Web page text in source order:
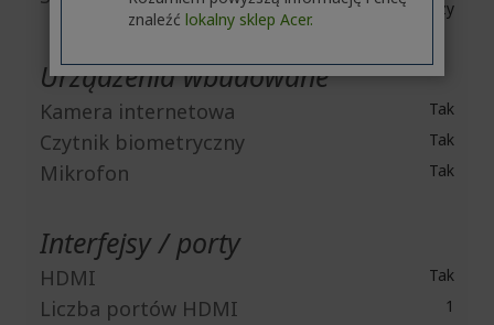
nowszy
Urządzenia wbudowane
Kamera internetowa Tak
Czytnik biometryczny Tak
Mikrofon Tak
Interfejsy / porty
HDMI Tak
Liczba portów HDMI 1
znaleźć lokalny sklep Acer.